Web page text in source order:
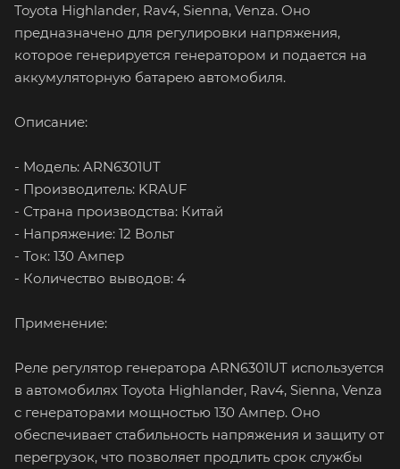
Toyota Highlander, Rav4, Sienna, Venza. Оно
предназначено для регулировки напряжения,
которое генерируется генератором и подается на
аккумуляторную батарею автомобиля.
Описание:
- Модель: ARN6301UT
- Производитель: KRAUF
- Страна производства: Китай
- Напряжение: 12 Вольт
- Ток: 130 Ампер
- Количество выводов: 4
Применение:
Реле регулятор генератора ARN6301UT используется
в автомобилях Toyota Highlander, Rav4, Sienna, Venza
с генераторами мощностью 130 Ампер. Оно
обеспечивает стабильность напряжения и защиту от
перегрузок, что позволяет продлить срок службы